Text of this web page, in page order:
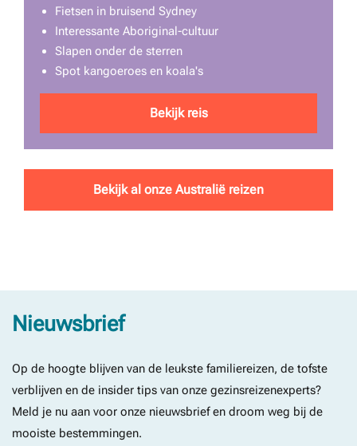
Fietsen in bruisend Sydney
Interessante Aboriginal-cultuur
Slapen onder de sterren
Spot kangoeroes en koala's
Bekijk reis
Bekijk al onze Australië reizen
Nieuwsbrief
Op de hoogte blijven van de leukste familiereizen, de tofste
verblijven en de insider tips van onze gezinsreizenexperts?
Meld je nu aan voor onze nieuwsbrief en droom weg bij de
mooiste bestemmingen.